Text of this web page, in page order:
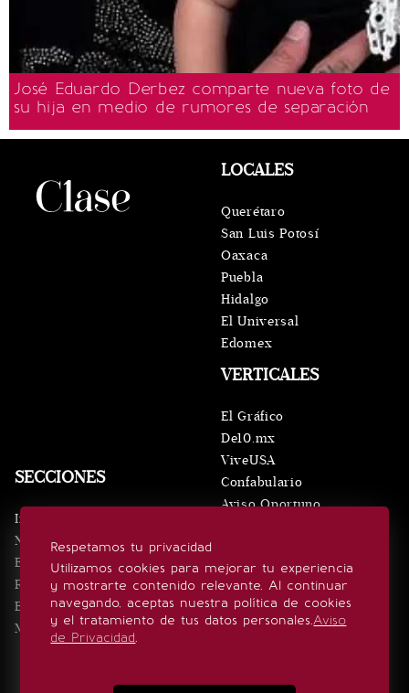
José Eduardo Derbez comparte nueva foto de
su hija en medio de rumores de separación
Respetamos tu privacidad
Utilizamos cookies para mejorar tu experiencia
y mostrarte contenido relevante. Al continuar
navegando, aceptas nuestra política de cookies
y el tratamiento de tus datos personales.Aviso
de Privacidad.
SECCIONES
Inicio
Noticias
Eventos
Realeza
Estilo de vida
Minuto x Minuto
VERTICALES
El Gráfico
De10.mx
ViveUSA
Confabulario
Aviso Oportuno
LOCALES
Querétaro
San Luis Potosí
Oaxaca
Puebla
Hidalgo
El Universal
Edomex
SÍGUENOS